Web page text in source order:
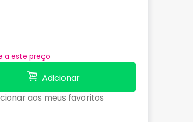
a este preço
Adicionar
aos meus favoritos